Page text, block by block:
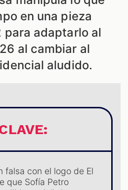
en una pieza
para adaptarlo al
al cambiar al
aludido.
falsa con el logo de El
que Sofía Petro